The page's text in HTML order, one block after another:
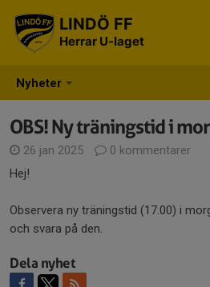
Nyheter
LINDÖ FF
Herrar U-laget
OBS! Ny träningstid i
26 jan 2025
0 kommentarer
Hej!
Observera ny träningstid (17.00) i
och svara på den.
Dela nyhet